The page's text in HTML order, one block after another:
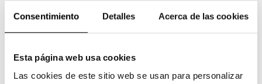
Consentimiento Detalles Acerca de las cookies
Esta página web usa cookies
Las cookies de este sitio web se usan para personalizar